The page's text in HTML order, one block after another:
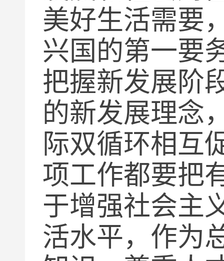
美好生活需要
兴国的第一要
把握新发展阶
的新发展理念
际双循环相互
项工作都要把
于增强社会主
活水平，作为